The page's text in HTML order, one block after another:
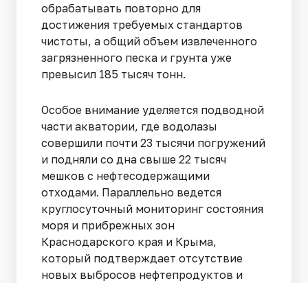
обрабатывать повторно для
достижения требуемых стандартов
чистоты, а общий объем извлеченного
загрязненного песка и грунта уже
превысил 185 тысяч тонн.
Особое внимание уделяется подводной
части акватории, где водолазы
совершили почти 23 тысячи погружений
и подняли со дна свыше 22 тысяч
мешков с нефтесодержащими
отходами. Параллельно ведется
круглосуточный мониторинг состояния
моря и прибрежных зон
Краснодарского края и Крыма,
который подтверждает отсутствие
новых выбросов нефтепродуктов и